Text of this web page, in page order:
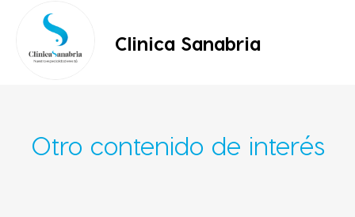
Clinica Sanabria
Otro contenido de interés